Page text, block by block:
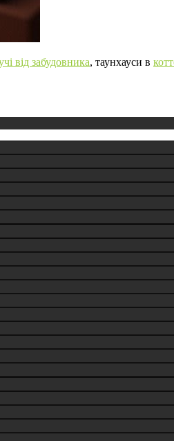
від забудовника, таунхауси в